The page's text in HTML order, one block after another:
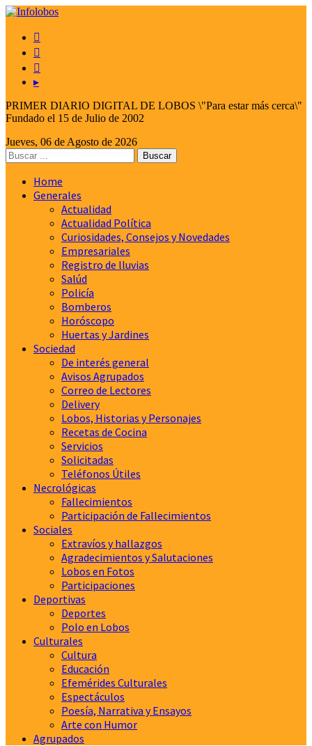



▸
PRIMER DIARIO DIGITAL DE LOBOS \"Para estar más cerca\"
Fundado el 15 de Julio de 2002
Jueves, 06 de Agosto de 2026
Home
Generales
Actualidad
Actualidad Política
Curiosidades, Consejos y Novedades
Empresariales
Registro de lluvias
Salúd
Policía
Bomberos
Horóscopo
Huertas y Jardines
Sociedad
De interés general
Avisos Agrupados
Correo de Lectores
Delivery
Lobos, Historias y Personajes
Recetas de Cocina
Servicios
Solicitadas
Teléfonos Útiles
Necrológicas
Fallecimientos
Participación de Fallecimientos
Sociales
Extravíos y hallazgos
Agradecimientos y Salutaciones
Lobos en Fotos
Participaciones
Deportivas
Deportes
Polo en Lobos
Culturales
Cultura
Educación
Efemérides Culturales
Espectáculos
Poesía, Narrativa y Ensayos
Arte con Humor
Agrupados